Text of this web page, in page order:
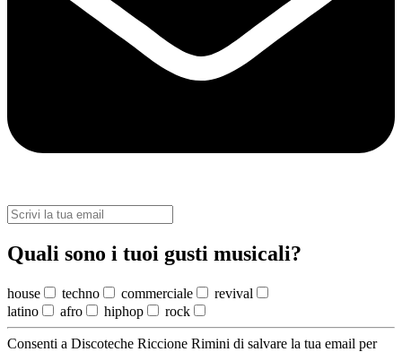
Quali sono i tuoi gusti musicali?
house techno commerciale
revival
latino
afro hiphop rock
Consenti a Discoteche Riccione Rimini di salvare la tua email per